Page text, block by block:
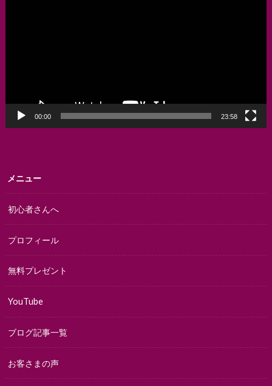
00:00 23:58
メニュー
初心者さんへ
プロフィール
無料プレゼント
YouTube
ブログ記事一覧
お客さまの声